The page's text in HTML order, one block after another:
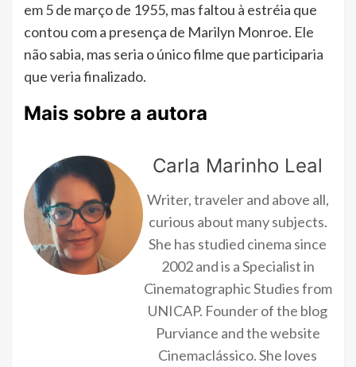
em 5 de março de 1955, mas faltou à estréia que
contou com a presença de Marilyn Monroe. Ele
não sabia, mas seria o único filme que participaria
que veria finalizado.
Mais sobre a autora
Carla Marinho Leal
Writer, traveler and above all,
curious about many subjects.
She has studied cinema since
2002 and is a Specialist in
Cinematographic Studies from
UNICAP. Founder of the blog
Purviance and the website
Cinemaclássico. She loves